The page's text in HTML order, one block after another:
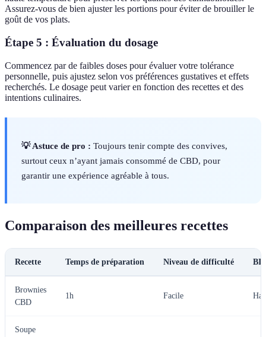
Assurez-vous de bien ajuster les portions pour éviter de brouiller le
goût de vos plats.
Étape 5 : Évaluation du dosage
Commencez par de faibles doses pour évaluer votre tolérance
personnelle, puis ajustez selon vos préférences gustatives et effets
recherchés. Le dosage peut varier en fonction des recettes et des
intentions culinaires.
💡 Astuce de pro : Toujours tenir compte des convives,
surtout ceux n’ayant jamais consommé de CBD, pour
garantir une expérience agréable à tous.
Comparaison des meilleures recettes
Recette Temps de préparation Niveau de difficulté BI
Brownies
CBD
1h Facile
Soupe